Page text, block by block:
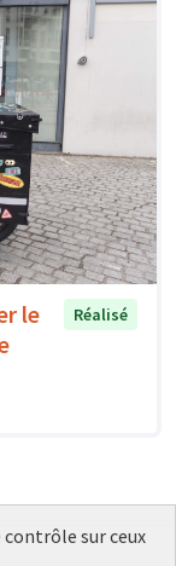
le
Réalisé
contrôle sur ceux